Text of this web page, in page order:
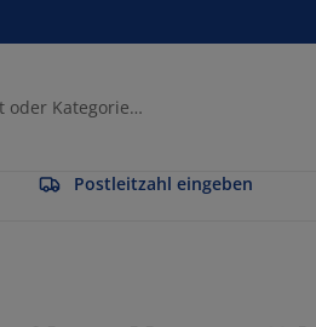
Postleitzahl eingeben